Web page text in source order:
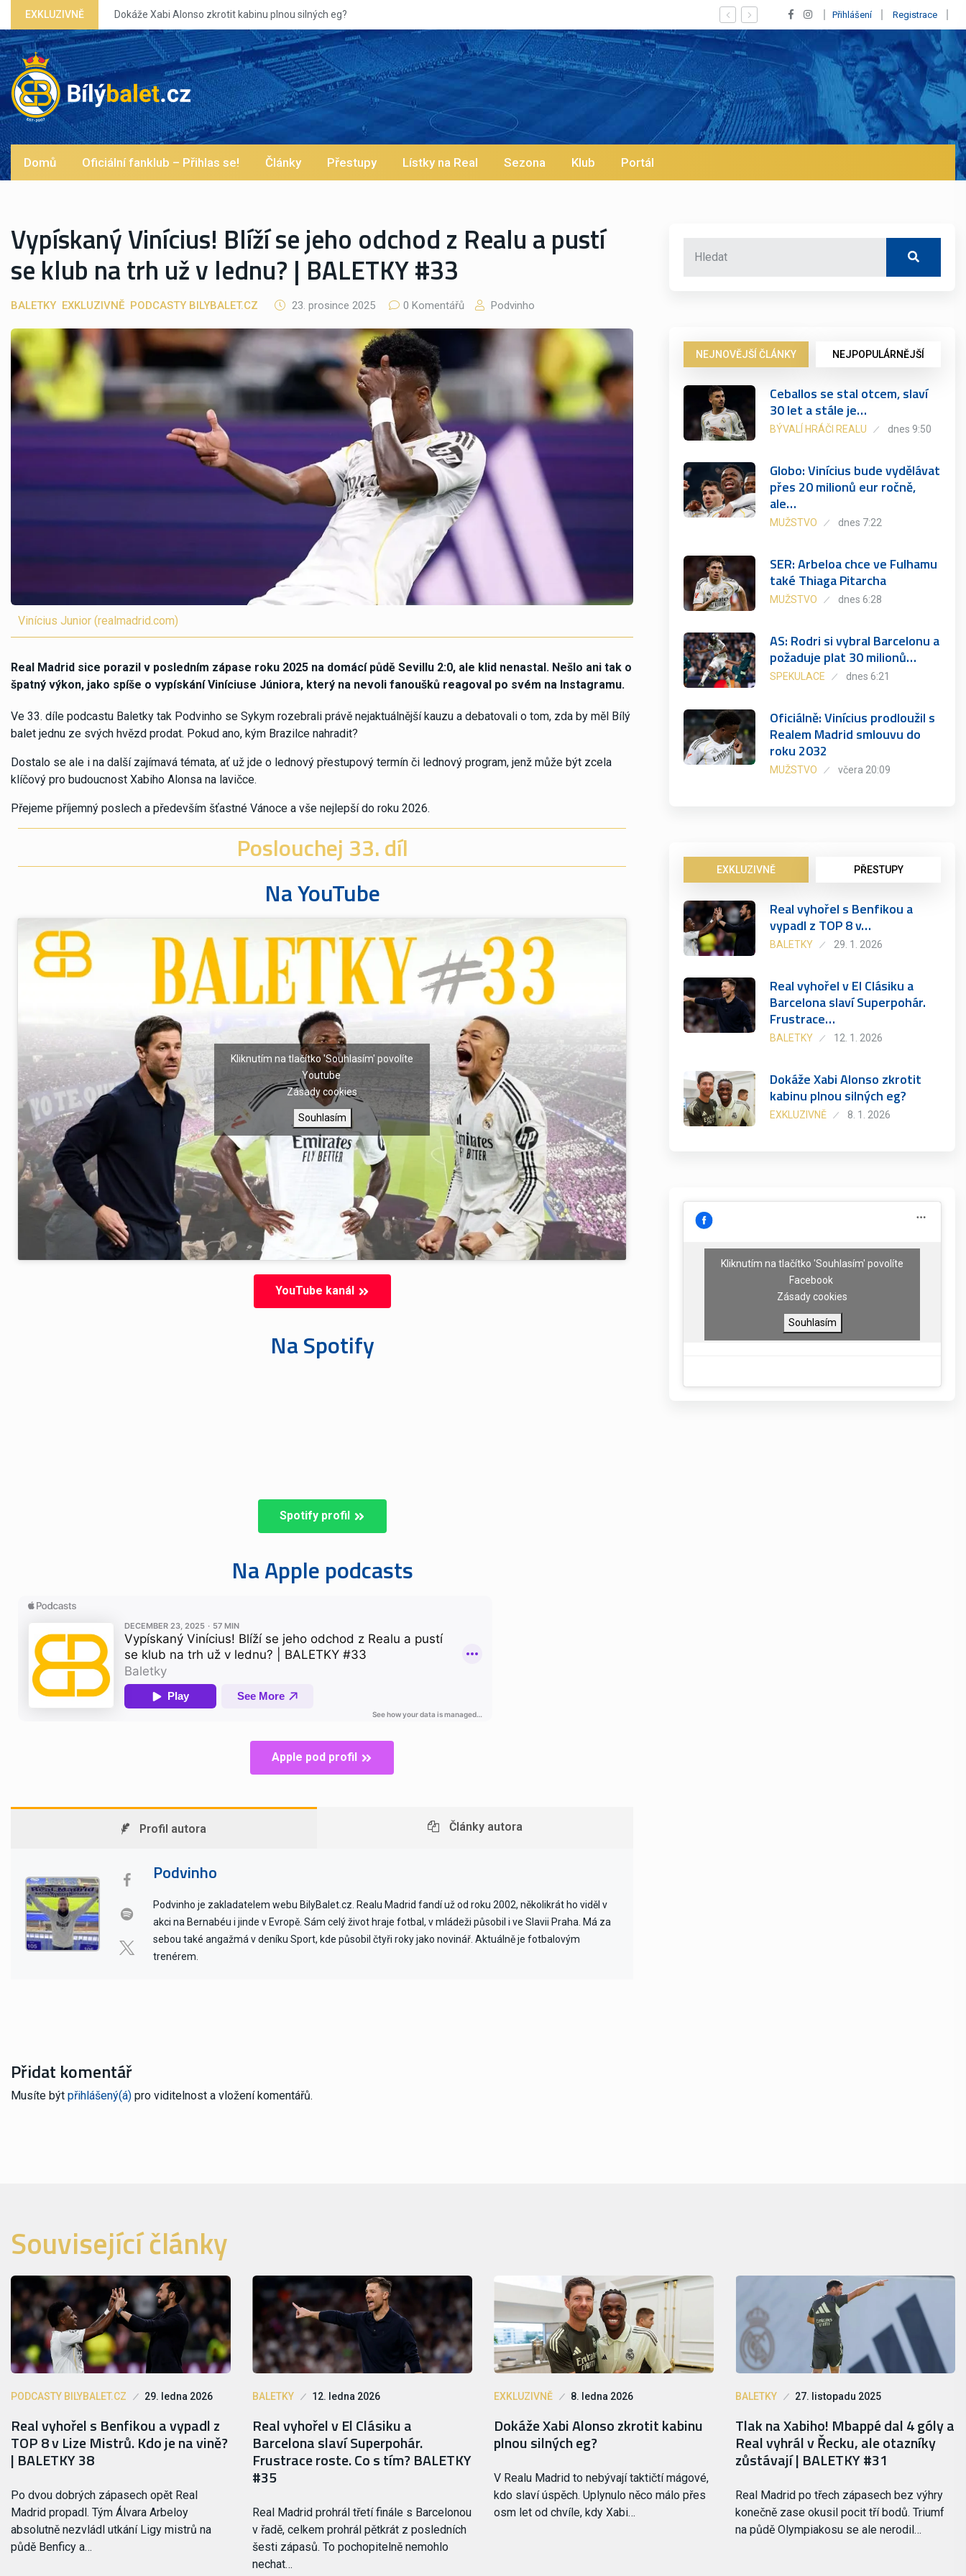
EXKLUZIVNĚ
zkrotit kabinu plnou silných eg? Vypískaný Vinícius! Blíží se jeho odchod z Realu a pustí se klub na trh už v lednu? |
Přihlášení Registrace
Domů Oficiální fanklub – Přihlas se! Články Přestupy Lístky na Real Sezona Klub Portál
Vypískaný Vinícius! Blíží se jeho odchod z Realu a pustí
se klub na trh už v lednu? | BALETKY #33
BALETKY EXKLUZIVNĚ PODCASTY BILYBALET.CZ 23. prosince 2025 0 Komentářů Podvinho
Vinícius Junior (realmadrid.com)
Real Madrid sice porazil v posledním zápase roku 2025 na domácí půdě Sevillu 2:0, ale klid nenastal. Nešlo ani tak o
špatný výkon, jako spíše o vypískání Viníciuse Júniora, který na nevoli fanoušků reagoval po svém na Instagramu.
Ve 33. díle podcastu Baletky tak Podvinho se Sykym rozebrali právě nejaktuálnější kauzu a debatovali o tom, zda by měl Bílý
balet jednu ze svých hvězd prodat. Pokud ano, kým Brazilce nahradit?
Dostalo se ale i na další zajímavá témata, ať už jde o lednový přestupový termín či lednový program, jenž může být zcela
klíčový pro budoucnost Xabiho Alonsa na lavičce.
Přejeme příjemný poslech a především šťastné Vánoce a vše nejlepší do roku 2026.
Poslouchej 33. díl
Na YouTube
Kliknutím na tlačítko 'Souhlasím' povolíte
Youtube
Zásady cookies
Souhlasím
YouTube kanál
Na Spotify
Spotify profil
Na Apple podcasts
Apple pod profil
Profil autora Články autora
Podvinho
Podvinho je zakladatelem webu BilyBalet.cz. Realu Madrid fandí už od roku 2002, několikrát ho viděl v
akci na Bernabéu i jinde v Evropě. Sám celý život hraje fotbal, v mládeži působil i ve Slavii Praha. Má za
sebou také angažmá v deníku Sport, kde působil čtyři roky jako novinář. Aktuálně je fotbalovým
trenérem.
Přidat komentář
Musíte být přihlášený(á) pro viditelnost a vložení komentářů.
NEJNOVĚJŠÍ ČLÁNKY NEJPOPULÁRNĚJŠÍ
Ceballos se stal otcem, slaví
30 let a stále je…
BÝVALÍ HRÁČI REALU dnes 9:50
Globo: Vinícius bude vydělávat
přes 20 milionů eur ročně,
ale…
MUŽSTVO dnes 7:22
SER: Arbeloa chce ve Fulhamu
také Thiaga Pitarcha
MUŽSTVO dnes 6:28
AS: Rodri si vybral Barcelonu a
požaduje plat 30 milionů…
SPEKULACE dnes 6:21
Oficiálně: Vinícius prodloužil s
Realem Madrid smlouvu do
roku 2032
MUŽSTVO včera 20:09
EXKLUZIVNĚ PŘESTUPY
Real vyhořel s Benfikou a
vypadl z TOP 8 v…
BALETKY 29. 1. 2026
Real vyhořel v El Clásiku a
Barcelona slaví Superpohár.
Frustrace…
BALETKY 12. 1. 2026
Dokáže Xabi Alonso zkrotit
kabinu plnou silných eg?
EXKLUZIVNĚ 8. 1. 2026
Kliknutím na tlačítko 'Souhlasím' povolíte
Facebook
Zásady cookies
Souhlasím
Související články
PODCASTY BILYBALET.CZ 29. ledna 2026
Real vyhořel s Benfikou a vypadl z
TOP 8 v Lize Mistrů. Kdo je na vině?
| BALETKY 38
Po dvou dobrých zápasech opět Real
Madrid propadl. Tým Álvara Arbeloy
absolutně nezvládl utkání Ligy mistrů na
půdě Benficy a…
BALETKY 12. ledna 2026
Real vyhořel v El Clásiku a
Barcelona slaví Superpohár.
Frustrace roste. Co s tím? BALETKY
#35
Real Madrid prohrál třetí finále s Barcelonou
v řadě, celkem prohrál pětkrát z posledních
šesti zápasů. To pochopitelně nemohlo
nechat…
EXKLUZIVNĚ 8. ledna 2026
Dokáže Xabi Alonso zkrotit kabinu
plnou silných eg?
V Realu Madrid to nebývají taktičtí mágové,
kdo slaví úspěch. Uplynulo něco málo přes
osm let od chvíle, kdy Xabi…
BALETKY 27. listopadu 2025
Tlak na Xabiho! Mbappé dal 4 góly a
Real vyhrál v Řecku, ale otazníky
zůstávají | BALETKY #31
Real Madrid po třech zápasech bez výhry
konečně zase okusil pocit tří bodů. Triumf
na půdě Olympiakosu se ale nerodil…